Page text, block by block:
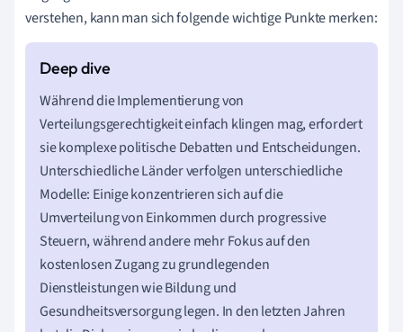
verstehen, kann man sich folgende wichtige Punkte merken:
Während die Implementierung von
Verteilungsgerechtigkeit einfach klingen mag, erfordert
sie komplexe politische Debatten und Entscheidungen.
Unterschiedliche Länder verfolgen unterschiedliche
Modelle: Einige konzentrieren sich auf die
Umverteilung von Einkommen durch progressive
Steuern, während andere mehr Fokus auf den
kostenlosen Zugang zu grundlegenden
Dienstleistungen wie Bildung und
Gesundheitsversorgung legen. In den letzten Jahren